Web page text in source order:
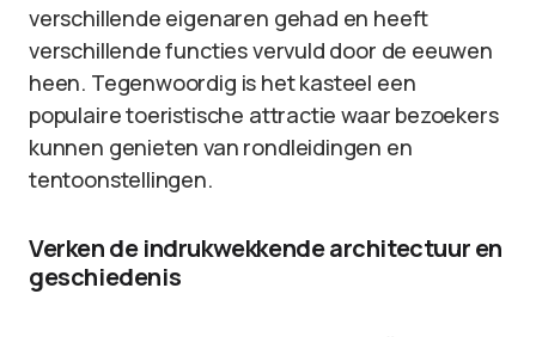
verschillende eigenaren gehad en heeft
verschillende functies vervuld door de eeuwen
heen. Tegenwoordig is het kasteel een
populaire toeristische attractie waar bezoekers
kunnen genieten van rondleidingen en
tentoonstellingen.
Verken de indrukwekkende architectuur en
geschiedenis